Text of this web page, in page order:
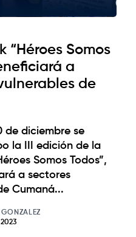
“Héroes Somos
a
de
de diciembre se
la III edición de la
Somos Todos”,
a sectores
Cumaná...